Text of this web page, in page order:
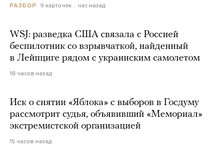
РАЗБОР 9 карточек час назад
WSJ: разведка США связала с Россией
беспилотник со взрывчаткой, найденный
в Лейпциге рядом с украинским самолетом
18 часов назад
Иск о снятии «Яблока» с выборов в Госдуму
рассмотрит судья, объявивший «Мемориал»
экстремистской организацией
15 часов назад